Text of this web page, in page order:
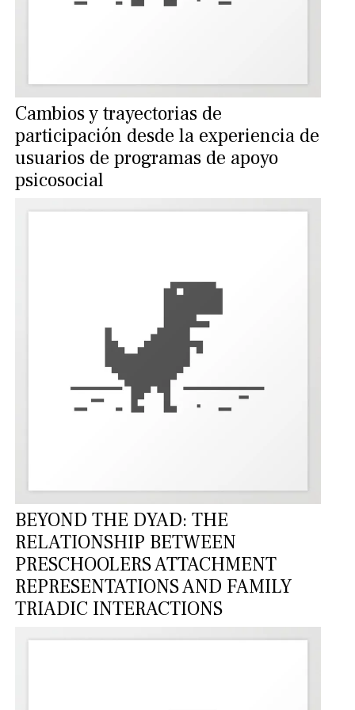
Cambios y trayectorias de
participación desde la experiencia de
usuarios de programas de apoyo
psicosocial
BEYOND THE DYAD: THE
RELATIONSHIP BETWEEN
PRESCHOOLERS ATTACHMENT
REPRESENTATIONS AND FAMILY
TRIADIC INTERACTIONS